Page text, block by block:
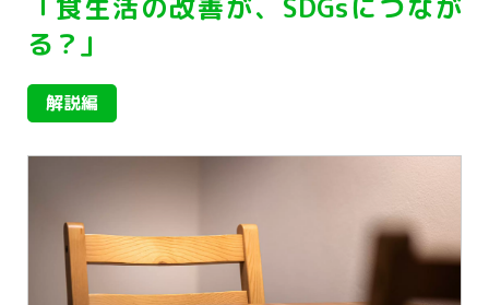
「食生活の改善が、SDGsにつなが
る？」
解説編